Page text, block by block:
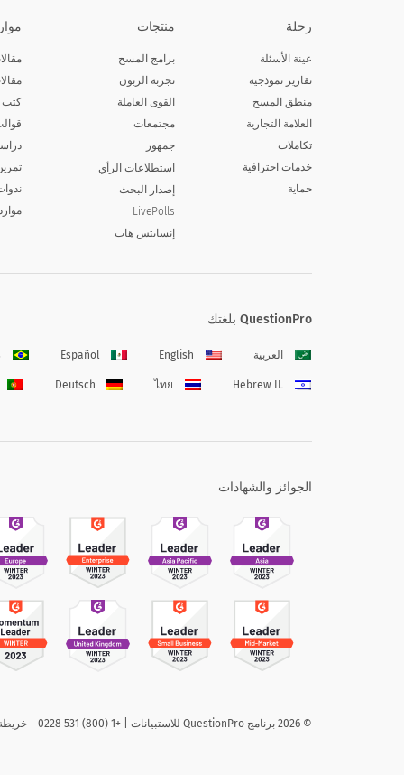
رحلة
عينة الأسئلة
تقارير نموذجية
منطق المسح
العلامة التجارية
تكاملات
خدمات احترافية
حماية
منتجات
برامج المسح
تجربة الزبون
القوى العاملة
مجتمعات
جمهور
استطلاعات الرأي
إصدار البحث
LivePolls
إنسايتس هاب
كتب
QuestionPro بلغتك
العربية English
Español
Hebrew IL
ไทย
Deutsch
الجوائز والشهادات
©
2026 برنامج QuestionPro للاستبيانات | +1 (800) 531 0228